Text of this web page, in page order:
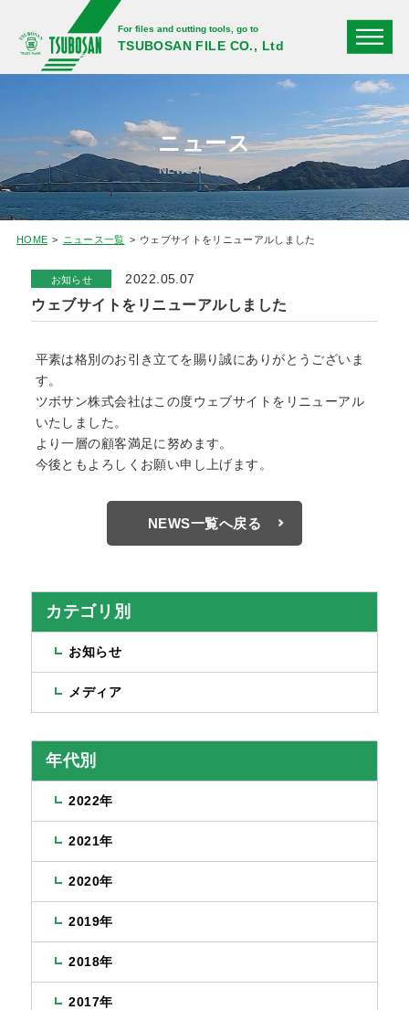
For files and cutting tools, go to
TSUBOSAN FILE CO., Ltd
ニュース
NEWS RELEASE
HOME ニュース一覧 ウェブサイトをリニューアルしました
お知らせ 2022.05.07
ウェブサイトをリニューアルしました
平素は格別のお引き立てを賜り誠にありがとうございま
す。
ツボサン株式会社はこの度ウェブサイトをリニューアル
いたしました。
より一層の顧客満足に努めます。
今後ともよろしくお願い申し上げます。
NEWS一覧へ戻る
カテゴリ別
お知らせ
メディア
年代別
2022年
2021年
2020年
2019年
2018年
2017年